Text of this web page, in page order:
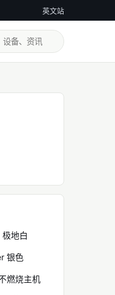
英文站
地白
银色
燃烧主机